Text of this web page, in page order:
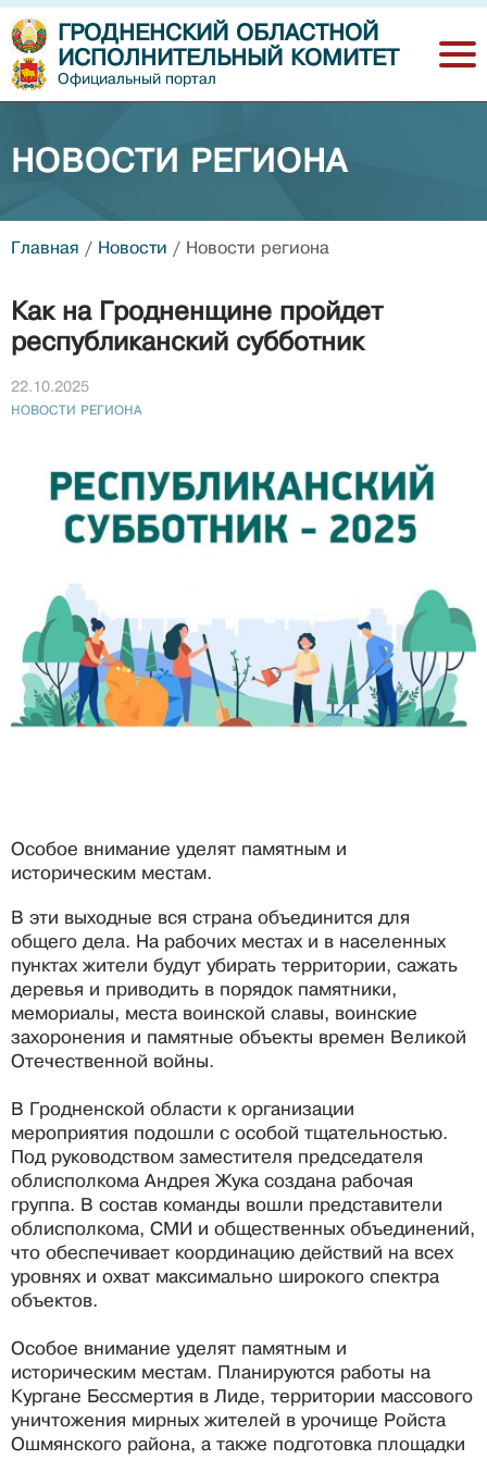
ГРОДНЕНСКИЙ ОБЛАСТНОЙ
ИСПОЛНИТЕЛЬНЫЙ КОМИТЕТ
Официальный портал
НОВОСТИ РЕГИОНА
Главная / Новости / Новости региона
Как на Гродненщине пройдет
республиканский субботник
22.10.2025
НОВОСТИ РЕГИОНА
Особое внимание уделят памятным и
историческим местам.
В эти выходные вся страна объединится для
общего дела. На рабочих местах и в населенных
пунктах жители будут убирать территории, сажать
деревья и приводить в порядок памятники,
мемориалы, места воинской славы, воинские
захоронения и памятные объекты времен Великой
Отечественной войны.
В Гродненской области к организации
мероприятия подошли с особой тщательностью.
Под руководством заместителя председателя
облисполкома Андрея Жука создана рабочая
группа. В состав команды вошли представители
облисполкома, СМИ и общественных объединений,
что обеспечивает координацию действий на всех
уровнях и охват максимально широкого спектра
объектов.
Особое внимание уделят памятным и
историческим местам. Планируются работы на
Кургане Бессмертия в Лиде, территории массового
уничтожения мирных жителей в урочище Ройста
Ошмянского района, а также подготовка площадки